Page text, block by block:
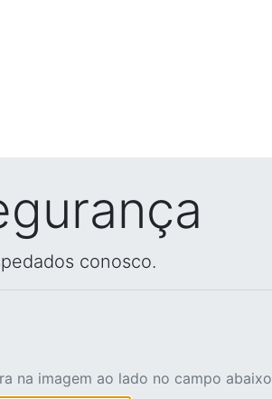
conosco.
na imagem ao lado no campo abaixo